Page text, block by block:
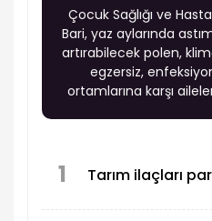
Çocuk Sağlığı ve
Bari, yaz aylarında
artırabilecek polen,
egzersiz,
ortamlarına karşı
1 Tarım ilaçları